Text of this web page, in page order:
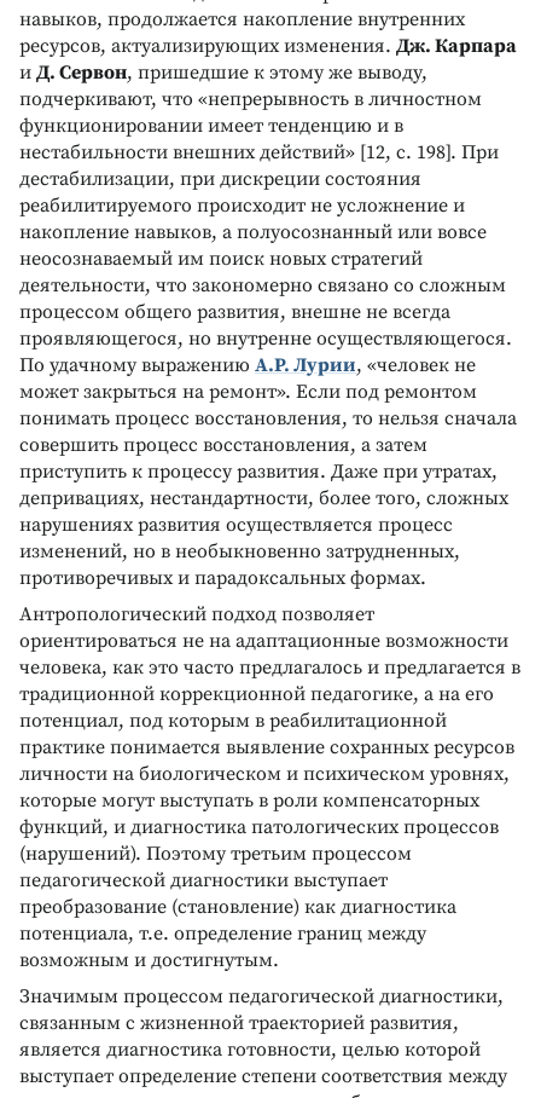
навыков, продолжается накопление внутренних
ресурсов, актуализирующих изменения. Дж. Карпара
и Д. Сервон, пришедшие к этому же выводу,
подчеркивают, что «непрерывность в личностном
функционировании имеет тенденцию и в
нестабильности внешних действий» [12, с. 198]. При
дестабилизации, при дискреции состояния
реабилитируемого происходит не усложнение и
накопление навыков, а полуосознанный или вовсе
неосознаваемый им поиск новых стратегий
деятельности, что закономерно связано со сложным
процессом общего развития, внешне не всегда
проявляющегося, но внутренне осуществляющегося.
По удачному выражению А.Р. Лурии, «человек не
может закрыться на ремонт». Если под ремонтом
понимать процесс восстановления, то нельзя сначала
совершить процесс восстановления, а затем
приступить к процессу развития. Даже при утратах,
депривациях, нестандартности, более того, сложных
нарушениях развития осуществляется процесс
изменений, но в необыкновенно затрудненных,
противоречивых и парадоксальных формах.
Антропологический подход позволяет
ориентироваться не на адаптационные возможности
человека, как это часто предлагалось и предлагается в
традиционной коррекционной педагогике, а на его
потенциал, под которым в реабилитационной
практике понимается выявление сохранных ресурсов
личности на биологическом и психическом уровнях,
которые могут выступать в роли компенсаторных
функций, и диагностика патологических процессов
(нарушений). Поэтому третьим процессом
педагогической диагностики выступает
преобразование (становление) как диагностика
потенциала, т.е. определение границ между
возможным и достигнутым.
Значимым процессом педагогической диагностики,
связанным с жизненной траекторией развития,
является диагностика готовности, целью которой
выступает определение степени соответствия между